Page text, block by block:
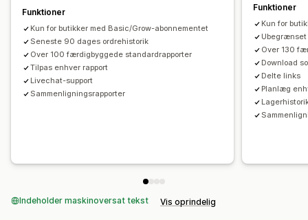
Dataeksport
Planlægning af rapporter
Notifikationer
Fakturering
Skattefritagelser Lageropdateringer Flere butikker
Multivaluta Flere kanaler
Automatisk datasynkronisering
Oversigt over dagligt salg
Transaktioner
Fejlløsning
Funktioner
Kun for butikker med Basic/Grow-abonnementet
Seneste 90 dages ordrehistorik
Over 100 færdigbyggede standardrapporter
Tilpas enhver rapport
Livechat-support
Sammenligningsrapporter
Funktioner
Kun for
Over 130
Download
Delte links
Planlæg
Indeholder maskinoversat tekst Vis oprindelig